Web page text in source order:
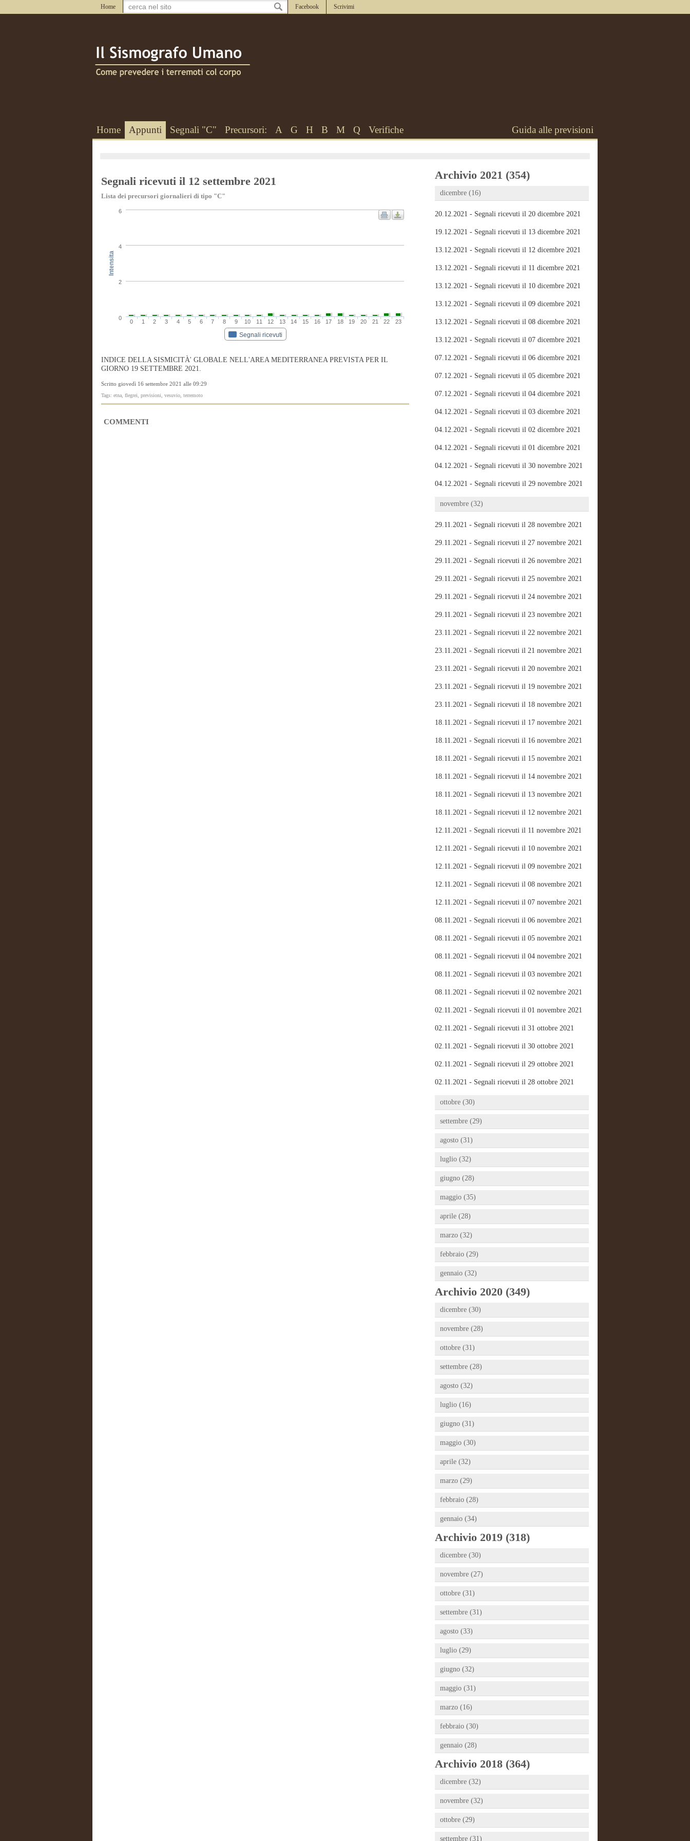
Home Facebook Scrivimi
Home Appunti Segnali "C" Precursori: A G H B M Q Verifiche Guida alle previsioni
Segnali ricevuti il 12 settembre 2021
Lista dei precursori giornalieri di tipo "C"
Intensita
Segnali ricevuti
0 1 2 3 4 5 6 7 8 9 10 11 12 13 14 15 16 17 18 19 20 21 22 23
0
2
4
6
INDICE DELLA SISMICITÀ' GLOBALE NELL'AREA MEDITERRANEA PREVISTA PER IL
GIORNO 19 SETTEMBRE 2021.
Scritto giovedì 16 settembre 2021 alle 09:29
Tags: etna, flegrei, previsioni, vesuvio, terremoto
COMMENTI
Archivio 2021 (354)
dicembre (16)
20.12.2021 - Segnali ricevuti il 20 dicembre 2021
19.12.2021 - Segnali ricevuti il 13 dicembre 2021
13.12.2021 - Segnali ricevuti il 12 dicembre 2021
13.12.2021 - Segnali ricevuti il 11 dicembre 2021
13.12.2021 - Segnali ricevuti il 10 dicembre 2021
13.12.2021 - Segnali ricevuti il 09 dicembre 2021
13.12.2021 - Segnali ricevuti il 08 dicembre 2021
13.12.2021 - Segnali ricevuti il 07 dicembre 2021
07.12.2021 - Segnali ricevuti il 06 dicembre 2021
07.12.2021 - Segnali ricevuti il 05 dicembre 2021
07.12.2021 - Segnali ricevuti il 04 dicembre 2021
04.12.2021 - Segnali ricevuti il 03 dicembre 2021
04.12.2021 - Segnali ricevuti il 02 dicembre 2021
04.12.2021 - Segnali ricevuti il 01 dicembre 2021
04.12.2021 - Segnali ricevuti il 30 novembre 2021
04.12.2021 - Segnali ricevuti il 29 novembre 2021
novembre (32)
29.11.2021 - Segnali ricevuti il 28 novembre 2021
29.11.2021 - Segnali ricevuti il 27 novembre 2021
29.11.2021 - Segnali ricevuti il 26 novembre 2021
29.11.2021 - Segnali ricevuti il 25 novembre 2021
29.11.2021 - Segnali ricevuti il 24 novembre 2021
29.11.2021 - Segnali ricevuti il 23 novembre 2021
23.11.2021 - Segnali ricevuti il 22 novembre 2021
23.11.2021 - Segnali ricevuti il 21 novembre 2021
23.11.2021 - Segnali ricevuti il 20 novembre 2021
23.11.2021 - Segnali ricevuti il 19 novembre 2021
23.11.2021 - Segnali ricevuti il 18 novembre 2021
18.11.2021 - Segnali ricevuti il 17 novembre 2021
18.11.2021 - Segnali ricevuti il 16 novembre 2021
18.11.2021 - Segnali ricevuti il 15 novembre 2021
18.11.2021 - Segnali ricevuti il 14 novembre 2021
18.11.2021 - Segnali ricevuti il 13 novembre 2021
18.11.2021 - Segnali ricevuti il 12 novembre 2021
12.11.2021 - Segnali ricevuti il 11 novembre 2021
12.11.2021 - Segnali ricevuti il 10 novembre 2021
12.11.2021 - Segnali ricevuti il 09 novembre 2021
12.11.2021 - Segnali ricevuti il 08 novembre 2021
12.11.2021 - Segnali ricevuti il 07 novembre 2021
08.11.2021 - Segnali ricevuti il 06 novembre 2021
08.11.2021 - Segnali ricevuti il 05 novembre 2021
08.11.2021 - Segnali ricevuti il 04 novembre 2021
08.11.2021 - Segnali ricevuti il 03 novembre 2021
08.11.2021 - Segnali ricevuti il 02 novembre 2021
02.11.2021 - Segnali ricevuti il 01 novembre 2021
02.11.2021 - Segnali ricevuti il 31 ottobre 2021
02.11.2021 - Segnali ricevuti il 30 ottobre 2021
02.11.2021 - Segnali ricevuti il 29 ottobre 2021
02.11.2021 - Segnali ricevuti il 28 ottobre 2021
ottobre (30)
settembre (29)
agosto (31)
luglio (32)
giugno (28)
maggio (35)
aprile (28)
marzo (32)
febbraio (29)
gennaio (32)
Archivio 2020 (349)
dicembre (30)
novembre (28)
ottobre (31)
settembre (28)
agosto (32)
luglio (16)
giugno (31)
maggio (30)
aprile (32)
marzo (29)
febbraio (28)
gennaio (34)
Archivio 2019 (318)
dicembre (30)
novembre (27)
ottobre (31)
settembre (31)
agosto (33)
luglio (29)
giugno (32)
maggio (31)
marzo (16)
febbraio (30)
gennaio (28)
Archivio 2018 (364)
dicembre (32)
novembre (32)
ottobre (29)
settembre (31)